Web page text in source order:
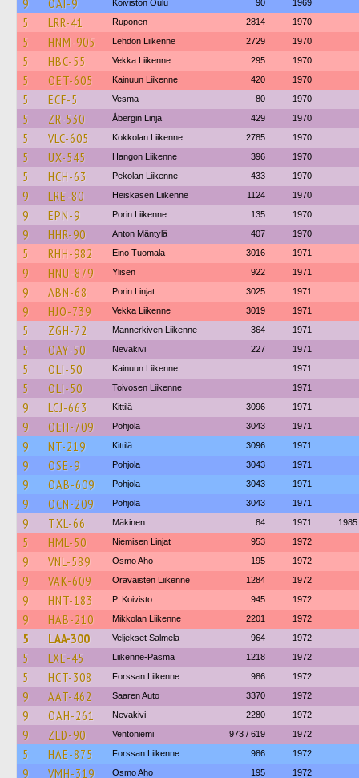
9 OAI-9 Koiviston Oulu 90 1969
5 LRR-41 Ruponen 2814 1970
5 HNM-905 Lehdon Liikenne 2729 1970
5 HBC-55 Vekka Liikenne 295 1970
5 OET-605 Kainuun Liikenne 420 1970
5 ECF-5 Vesma 80 1970
5 ZR-530 Åbergin Linja 429 1970
5 VLC-605 Kokkolan Liikenne 2785 1970
5 UX-545 Hangon Liikenne 396 1970
5 HCH-63 Pekolan Liikenne 433 1970
9 LRE-80 Heiskasen Liikenne 1124 1970
9 EPN-9 Porin Liikenne 135 1970
9 HHR-90 Anton Mäntylä 407 1970
5 RHH-982 Eino Tuomala 3016 1971
9 HNU-879 Ylisen 922 1971
9 ABN-68 Porin Linjat 3025 1971
9 HJO-739 Vekka Liikenne 3019 1971
5 ZGH-72 Mannerkiven Liikenne 364 1971
5 OAY-50 Nevakivi 227 1971
5 OLI-50 Kainuun Liikenne 1971
5 OLI-50 Toivosen Liikenne 1971
9 LCJ-663 Kittilä 3096 1971
9 OEH-709 Pohjola 3043 1971
9 NT-219 Kittilä 3096 1971
9 OSE-9 Pohjola 3043 1971
9 OAB-609 Pohjola 3043 1971
9 OCN-209 Pohjola 3043 1971
9 TXL-66 Mäkinen 84 1971 1985
5 HML-50 Niemisen Linjat 953 1972
9 VNL-589 Osmo Aho 195 1972
9 VAK-609 Oravaisten Liikenne 1284 1972
9 HNT-183 P. Koivisto 945 1972
9 HAB-210 Mikkolan Liikenne 2201 1972
5 LAA-300 Veljekset Salmela 964 1972
5 LXE-45 Liikenne-Pasma 1218 1972
5 HCT-308 Forssan Liikenne 986 1972
9 AAT-462 Saaren Auto 3370 1972
9 OAH-261 Nevakivi 2280 1972
9 ZLD-90 Ventoniemi 973 / 619 1972
5 HAE-875 Forssan Liikenne 986 1972
9 VMH-319 Osmo Aho 195 1972